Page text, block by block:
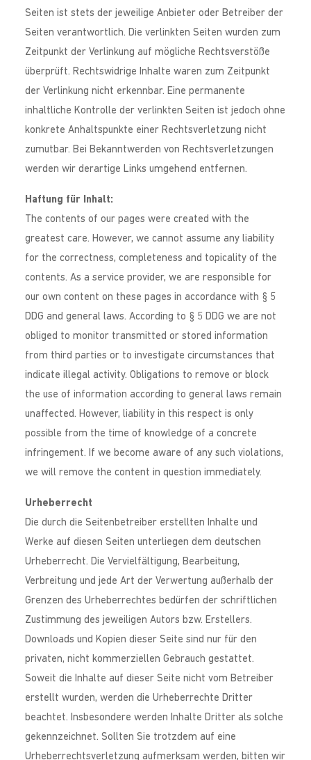
Seiten ist stets der jeweilige Anbieter oder Betreiber der
Seiten verantwortlich. Die verlinkten Seiten wurden zum
Zeitpunkt der Verlinkung auf mögliche Rechtsverstöße
überprüft. Rechtswidrige Inhalte waren zum Zeitpunkt
der Verlinkung nicht erkennbar. Eine permanente
inhaltliche Kontrolle der verlinkten Seiten ist jedoch ohne
konkrete Anhaltspunkte einer Rechtsverletzung nicht
zumutbar. Bei Bekanntwerden von Rechtsverletzungen
werden wir derartige Links umgehend entfernen.
Haftung für Inhalt:
The contents of our pages were created with the
greatest care. However, we cannot assume any liability
for the correctness, completeness and topicality of the
contents. As a service provider, we are responsible for
our own content on these pages in accordance with § 5
DDG and general laws. According to § 5 DDG we are not
obliged to monitor transmitted or stored information
from third parties or to investigate circumstances that
indicate illegal activity. Obligations to remove or block
the use of information according to general laws remain
unaffected. However, liability in this respect is only
possible from the time of knowledge of a concrete
infringement. If we become aware of any such violations,
we will remove the content in question immediately.
Urheberrecht
Die durch die Seitenbetreiber erstellten Inhalte und
Werke auf diesen Seiten unterliegen dem deutschen
Urheberrecht. Die Vervielfältigung, Bearbeitung,
Verbreitung und jede Art der Verwertung außerhalb der
Grenzen des Urheberrechtes bedürfen der schriftlichen
Zustimmung des jeweiligen Autors bzw. Erstellers.
Downloads und Kopien dieser Seite sind nur für den
privaten, nicht kommerziellen Gebrauch gestattet.
Soweit die Inhalte auf dieser Seite nicht vom Betreiber
erstellt wurden, werden die Urheberrechte Dritter
beachtet. Insbesondere werden Inhalte Dritter als solche
gekennzeichnet. Sollten Sie trotzdem auf eine
Urheberrechtsverletzung aufmerksam werden, bitten wir